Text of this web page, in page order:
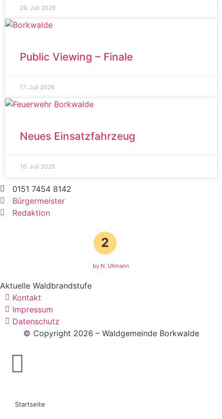
29. Juli 2026
Public Viewing – Finale
17. Juli 2026
Neues Einsatzfahrzeug
16. Juli 2026
0151 7454 8142
Bürgermeister
Redaktion
2
by N. Ullmann
Aktuelle Waldbrandstufe
Kontakt
Impressum
Datenschutz
© Copyright 2026 – Waldgemeinde Borkwalde
Startseite